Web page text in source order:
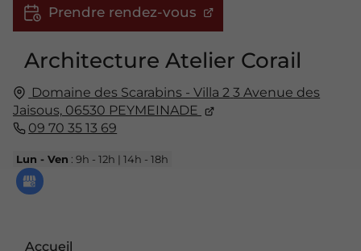
Architecture Atelier Corail
Domaine des Scarabins - Villa 2 3 Avenue des
Jaisous, 06530 PEYMEINADE
09 70 35 13 69
Lun - Ven : 9h - 12h | 14h - 18h
Accueil
Prendre rendez-vous